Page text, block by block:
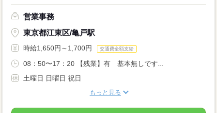
営業事務
東京都江東区/亀戸駅
時給1,650円～1,700円 交通費全額支給
08：50〜17：20 【残業】有 基本無しです...
土曜日 日曜日 祝日
もっと見る